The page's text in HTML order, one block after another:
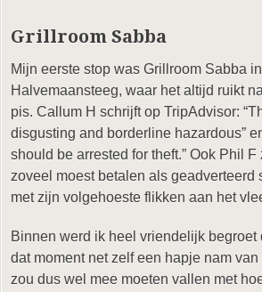
Grillroom Sabba
Mijn eerste stop was Grillroom Sabba
Halvemaansteeg, waar het altijd ruikt
pis. Callum H schrijft op TripAdvisor:
disgusting and borderline hazardous”
should be arrested for theft.” Ook Phil F
zoveel moest betalen als geadverteerd
met zijn volgehoeste flikken aan het
Binnen werd ik heel vriendelijk begroet
dat moment net zelf een hapje nam
zou dus wel mee moeten vallen met